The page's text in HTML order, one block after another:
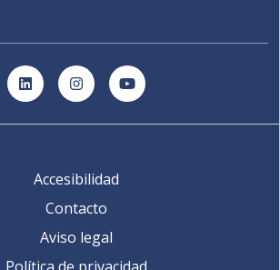
LinkedInInstagramYouTube
Accesibilidad
Contacto
Aviso legal